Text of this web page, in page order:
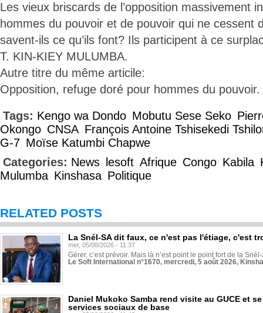
Les vieux briscards de l’opposition massivement
hommes du pouvoir et de pouvoir qui ne cessent
savent-ils ce qu’ils font? Ils participent à ce
T. KIN-KIEY MULUMBA.
Autre titre du même articile:
Opposition, refuge doré pour hommes du pouvoir.
Tags: Kengo wa Dondo Mobutu Sese Seko
Okongo CNSA François Antoine Tshisekedi
G-7 Moïse Katumbi Chapwe
Categories: News lesoft Afrique Congo Kabila
Mulumba Kinshasa Politique
RELATED POSTS
La Snél-SA dit faux, ce n'est pas l'étiage, c'est
mer, 05/08/2026 - 11:37
Gérer, c’est prévoir. Mais là n’est point le point fort de la
Le Soft International n°1670, mercredi, 5 août 2026,
Daniel Mukoko Samba rend visite au GUCE et
services sociaux de base